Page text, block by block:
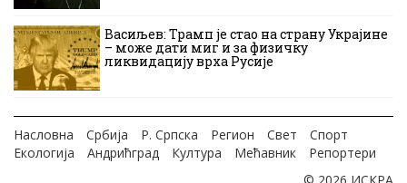
Васиљев: Трамп је стао на страну Украјине
– може дати миг и за физичку
ликвидацију врха Русије
Насловна Србија Р. Српска Регион Свет
Спорт
Екологија
Андрићград Култура Мећавник
Репортери